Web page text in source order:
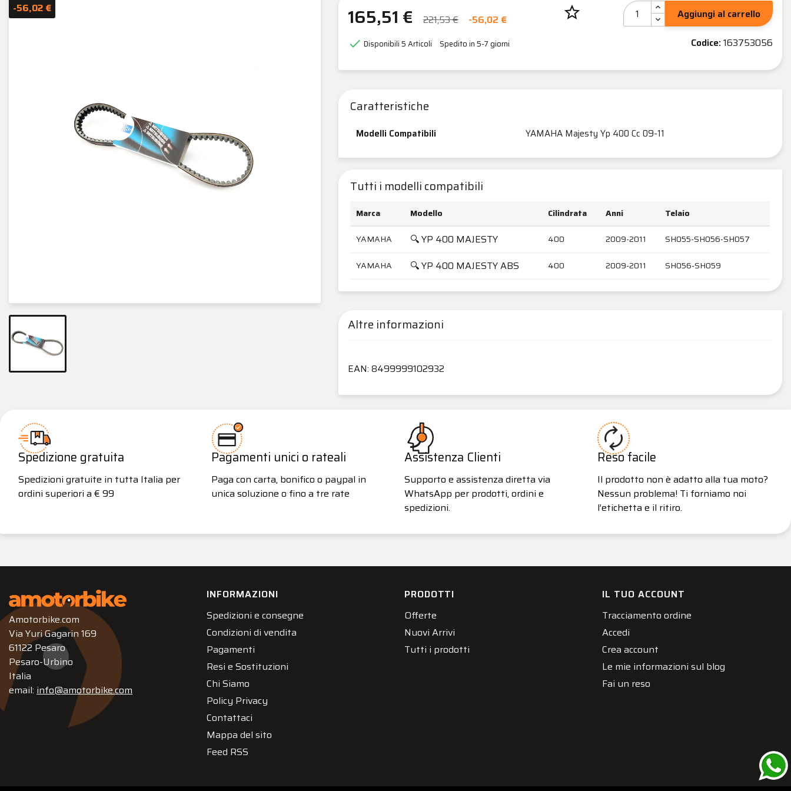
-56,02 € 165,51 € 221,53 € -56,02 €
 Disponibili5 Articoli Spedito in 5-7 giorni
star_border
Aggiungi al carrello
Codice:163753056
Caratteristiche
Modelli Compatibili YAMAHA Majesty Yp 400 Cc 09-11
Tutti i modelli compatibili
Marca Modello Cilindrata Anni
Telaio
YAMAHA
🔍 YP 400 MAJESTY 400 2009-2011 SH055-SH056-SH057
YAMAHA 🔍 YP 400 MAJESTY ABS 400 2009-2011 SH056-SH059
Altre informazioni
EAN: 8499999102932
Spedizione gratuita
Spedizioni gratuite in tutta Italia per
ordini superiori a € 99
Pagamenti unici o rateali
Paga con carta, bonifico o paypal in
unica soluzione o fino a tre rate
Assistenza Clienti
Supporto e assistenza diretta via
WhatsApp per prodotti, ordini e
spedizioni.
Reso facile
Il prodotto non è adatto alla tua moto?
Nessun problema! Ti forniamo noi
l’etichetta e il ritiro.
Amotorbike.com
Via Yuri Gagarin 169
61122 Pesaro
Pesaro-Urbino
Italia
email: info@amotorbike.com
INFORMAZIONI
Spedizioni e consegne
Condizioni di vendita
Pagamenti
Resi e Sostituzioni
Chi Siamo
Policy Privacy
Contattaci
Mappa del sito
Feed RSS
PRODOTTI
Offerte
Nuovi Arrivi
Tutti i prodotti
IL TUO ACCOUNT
Tracciamento ordine
Accedi
Crea account
Le mie informazioni sul blog
Fai un reso